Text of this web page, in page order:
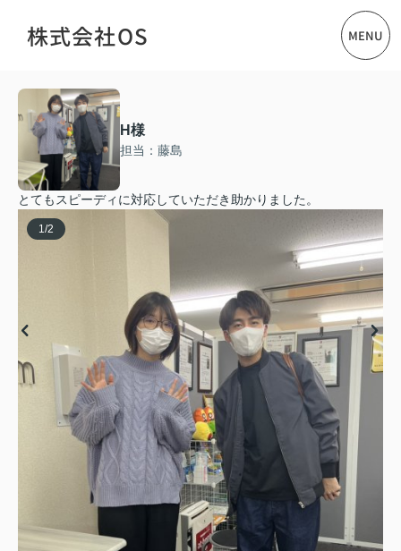
株式会社OS MENU
H様
担当：藤島
とてもスピーディに対応していただき助かりました。
1/2